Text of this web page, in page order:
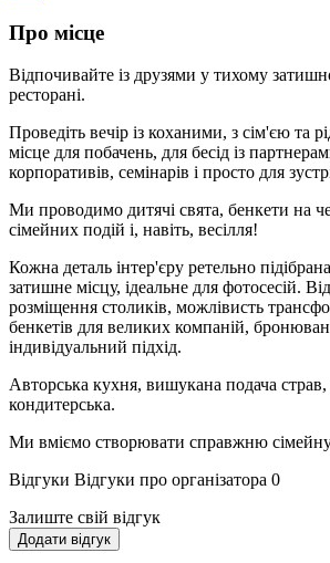
Про місце
Відпочивайте із друзями у тихому
ресторані.
Проведіть вечір із коханими, з сім'єю та
місце для побачень, для бесід із
корпоративів, семінарів і просто для
Ми проводимо дитячі свята, бенкети на
сімейних подій і, навіть, весілля!
Кожна деталь інтер'єру ретельно
затишне місцу, ідеальне для фотосесій.
розміщення столиків, можлівисть
бенкетів для великих компаній,
індивідуальний підхід.
Авторська кухня, вишукана подача
кондитерська.
Ми вміємо створювати справжню
Відгуки Відгуки про організатора 0
Залиште свій відгук
Додати відгук